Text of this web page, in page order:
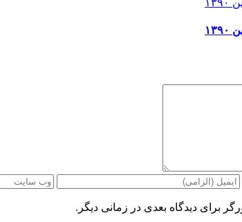
برای دیدگاه بعدی در زمانی دیگر.